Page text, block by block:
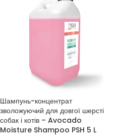
Шампунь-концентрат
зволожуючий для довгої шерсті
собак і котів – Avocado
Moisture Shampoo PSH 5 L